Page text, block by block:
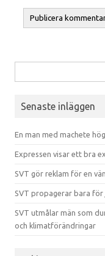
Senaste inläggen
En man med machete
Expressen visar ett bra
SVT gör reklam för en
SVT propagerar bara
SVT utmålar män som
och klimatförändringar